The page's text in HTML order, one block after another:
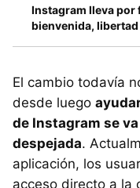
Instagram lleva por
bienvenida,
El cambio todavía
desde luego
de Instagram se
despejada.
aplicación, los
acceso directo a la